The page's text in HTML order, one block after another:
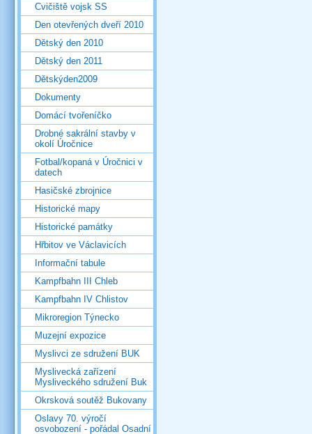
Cvičiště vojsk SS
Den otevřených dveří 2010
Dětský den 2010
Dětský den 2011
Dětskýden2009
Dokumenty
Domácí tvořeníčko
Drobné sakrální stavby v
okolí Úročnice
Fotbal/kopaná v Úročnici v
datech
Hasičské zbrojnice
Historické mapy
Historické památky
Hřbitov ve Václavicích
Informační tabule
Kampfbahn III Chleb
Kampfbahn IV Chlistov
Mikroregion Týnecko
Muzejní expozice
Myslivci ze sdružení BUK
Myslivecká zařízení
Mysliveckého sdružení Buk
Okrsková soutěž Bukovany
Oslavy 70. výročí
osvobození - pořádal Osadní